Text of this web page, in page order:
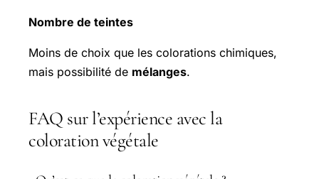
Nombre de teintes
Moins de choix que les colorations chimiques,
mais possibilité de mélanges.
FAQ sur l’expérience avec la
coloration végétale